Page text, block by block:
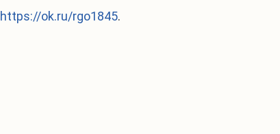
https://ok.ru/rgo1845.